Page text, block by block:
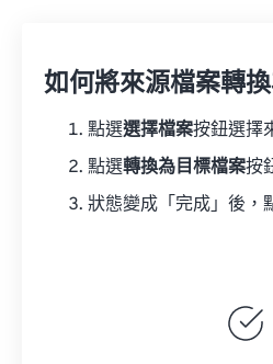
如何將來源檔案轉
點選選擇檔案按鈕選擇
點選轉換為目標檔案按
狀態變成「完成」後，